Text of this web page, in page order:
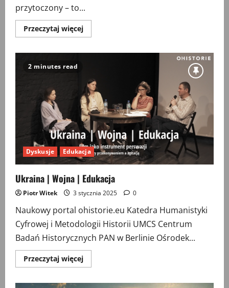
przytoczony – to...
Przeczytaj więcejPrzeczytaj
więcej
pewnego
młynarza
z
XVI
wieku
2 minutes read
Dyskusje Edukacja
Ukraina | Wojna | Edukacja
Piotr Witek 3 stycznia 2025 0
Naukowy portal ohistorie.eu Katedra Humanistyki
Cyfrowej i Metodologii Historii UMCS Centrum
Badań Historycznych PAN w Berlinie Ośrodek...
Przeczytaj więcejPrzeczytaj
więcej